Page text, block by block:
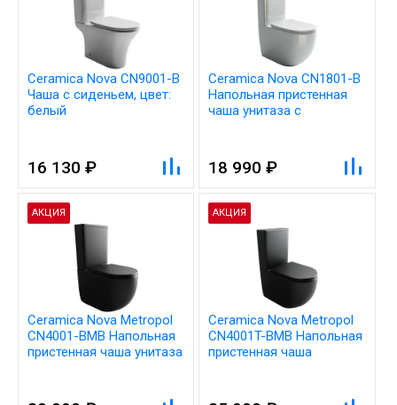
Ceramica Nova CN9001-B
Чаша с сиденьем, цвет:
белый
16 130 ₽
Ceramica Nova CN1801-B
Напольная пристенная
чаша унитаза с
18 990 ₽
АКЦИЯ
Ceramica Nova Metropol
CN4001-BMB Напольная
пристенная чаша унитаза
чёрный матовый
АКЦИЯ
Ceramica Nova Metropol
CN4001T-BMB Напольная
пристенная чаша